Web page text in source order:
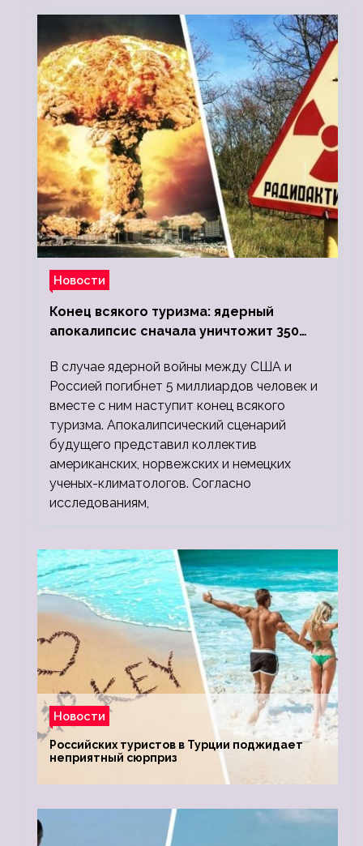
Новости
Конец всякого туризма: ядерный
апокалипсис сначала уничтожит 350
людей
В случае ядерной войны между США и
Россией погибнет 5 миллиардов человек и
вместе с ним наступит конец всякого
туризма. Апокалипсический сценарий
будущего представил коллектив
американских, норвежских и немецких
ученых-климатологов. Согласно
исследованиям,
Новости
Российских туристов в Турции поджидает
неприятный сюрприз